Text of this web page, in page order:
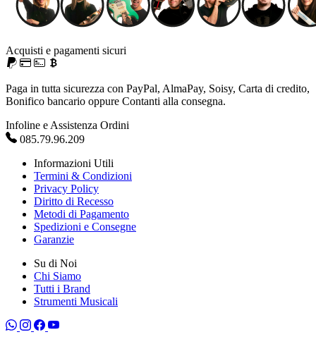
Acquisti e pagamenti sicuri
Paga in tutta sicurezza con PayPal, AlmaPay, Soisy, Carta di credito,
Bonifico bancario oppure Contanti alla consegna.
Infoline e Assistenza Ordini
085.79.96.209
Informazioni Utili
Termini & Condizioni
Privacy Policy
Diritto di Recesso
Metodi di Pagamento
Spedizioni e Consegne
Garanzie
Su di Noi
Chi Siamo
Tutti i Brand
Strumenti Musicali